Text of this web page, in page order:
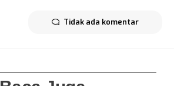
Tidak ada komentar